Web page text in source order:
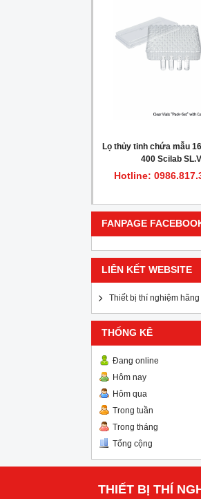
Lọ thủy tinh chứa mẫu
400 Scilab
Hotline:
FANPAGE
LIÊN KẾT WEBSITE
Thiết bị thí nghiệm
THỐNG KÊ
Đang online
Hôm nay
Hôm qua
Trong tuần
Trong tháng
Tổng cộng
THIẾT BỊ THÍ